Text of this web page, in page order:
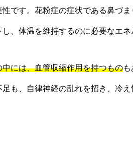
です。花粉症の症状である鼻づま
、体温を維持するのに必要なエネ
には、血管収縮作用を持つもの
も、自律神経の乱れを招き、冷え